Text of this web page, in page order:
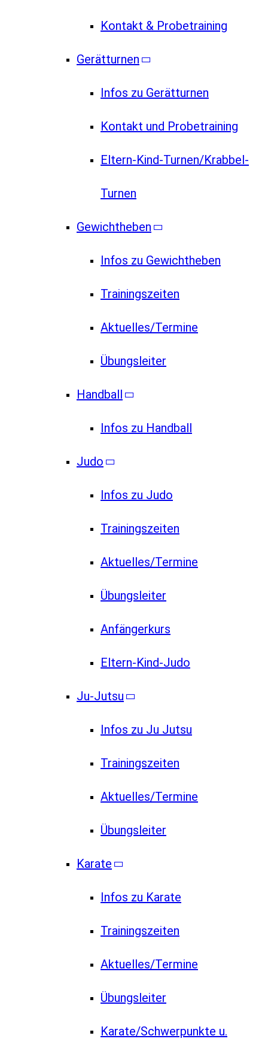
Kontakt & Probetraining
Gerätturnen
Infos zu Gerätturnen
Kontakt und Probetraining
Eltern-Kind-Turnen/Krabbel-
Turnen
Gewichtheben
Infos zu Gewichtheben
Trainingszeiten
Aktuelles/Termine
Übungsleiter
Handball
Infos zu Handball
Judo
Infos zu Judo
Trainingszeiten
Aktuelles/Termine
Übungsleiter
Anfängerkurs
Eltern-Kind-Judo
Ju-Jutsu
Infos zu Ju Jutsu
Trainingszeiten
Aktuelles/Termine
Übungsleiter
Karate
Infos zu Karate
Trainingszeiten
Aktuelles/Termine
Übungsleiter
Karate/Schwerpunkte u.